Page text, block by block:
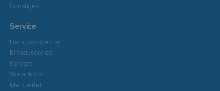
Sonstiges
Service
Beratungscenter
Einbauservice
Kontakt
Warenkorb
Merkzettel